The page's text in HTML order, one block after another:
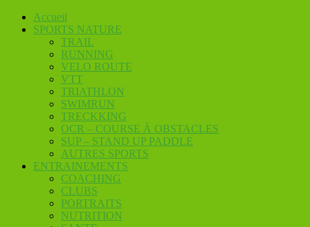
Accueil
SPORTS NATURE
TRAIL
RUNNING
VELO ROUTE
VTT
TRIATHLON
SWIMRUN
TRECKKING
OCR – COURSE À OBSTACLES
SUP – STAND UP PADDLE
AUTRES SPORTS
ENTRAINEMENTS
COACHING
CLUBS
PORTRAITS
NUTRITION